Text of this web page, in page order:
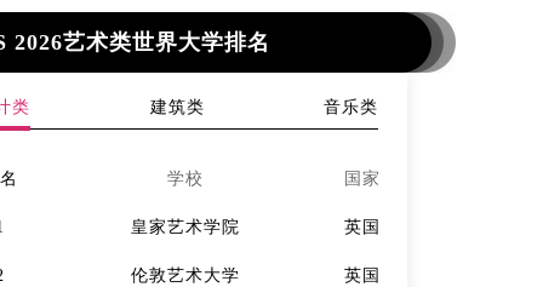
2026艺术类世界大学排名
类 建筑类 音乐类
学校 国家
皇家艺术学院 英国
伦敦艺术大学 英国